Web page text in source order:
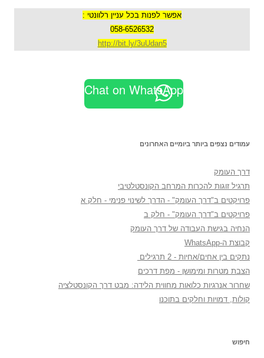
אפשר לפנות בכל עניין רלוונטי :
058-6526532
http://bit.ly/3uUdan5
Chat on WhatsApp
עמודים נצפים ביותר ביומיים האחרונים
דרך העומק
תרגיל זוגות להכרות המרחב הקונסטלטיבי
פרויקטים ב"דרך העומק" - הדרך לשינוי פנימי - חלק א
פרויקטים ב"דרך העומק" - חלק ב
הנחיה בגישת העבודה של דרך העומק
קבוצת ה-WhatsApp
נתקים בין אחים/אחיות - 2 תרגילים
הצבת מטרות ומימושן - מפת דרכים
שחרור אנרגיות כלואות מחווית הלידה: מבט דרך הקונסטלציה
קולות, דמויות וחלקים בתוכנו
חיפוש